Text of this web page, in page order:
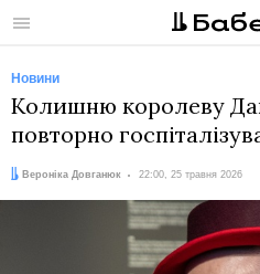
Меню
Новини
Колишню королеву
повторно
Автор:
Вероніка Довганюк
Дата: 22:00, 25 травня 2026